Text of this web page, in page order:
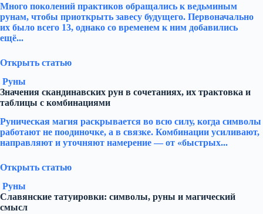
Много поколений практиков обращались к ведьминым
рунам, чтобы приоткрыть завесу будущего. Первоначально
их было всего 13, однако со временем к ним добавились
ещё...
Открыть статью
Руны
Значения скандинавских рун в сочетаниях, их трактовка и
таблицы с комбинациями
Руническая магия раскрывается во всю силу, когда символы
работают не поодиночке, а в связке. Комбинации усиливают,
направляют и уточняют намерение — от «быстрых...
Открыть статью
Руны
Славянские татуировки: символы, руны и магический
смысл